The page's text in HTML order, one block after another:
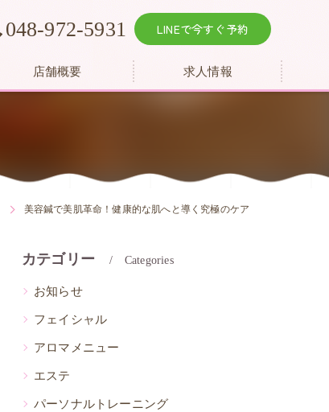
048-972-5931 LINEで今すぐ予約
店舗概要 求人情報
美容鍼で美肌革命！健康的な肌へと導く究極のケア
カテゴリー Categories
お知らせ
フェイシャル
アロマメニュー
エステ
パーソナルトレーニング